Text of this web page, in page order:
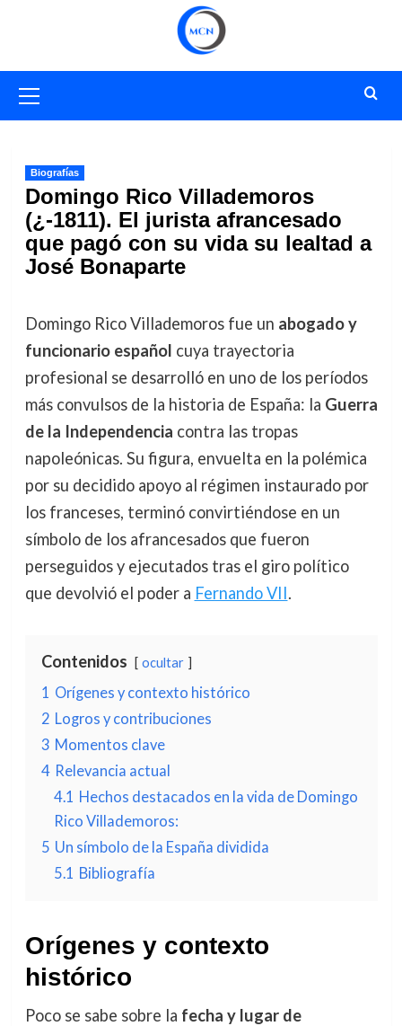
primario
Biografías
Domingo Rico Villademoros
(¿-1811). El jurista afrancesado
que pagó con su vida su lealtad a
José Bonaparte
Domingo Rico Villademoros fue un abogado y
funcionario español cuya trayectoria
profesional se desarrolló en uno de los períodos
más convulsos de la historia de España: la Guerra
de la Independencia contra las tropas
napoleónicas. Su figura, envuelta en la polémica
por su decidido apoyo al régimen instaurado por
los franceses, terminó convirtiéndose en un
símbolo de los afrancesados que fueron
perseguidos y ejecutados tras el giro político
que devolvió el poder a Fernando VII.
Contenidos ocultar
1 Orígenes y contexto histórico
2 Logros y contribuciones
3 Momentos clave
4 Relevancia actual
4.1 Hechos destacados en la vida de Domingo
Rico Villademoros:
5 Un símbolo de la España dividida
5.1 Bibliografía
Orígenes y contexto
histórico
Poco se sabe sobre la fecha y lugar de